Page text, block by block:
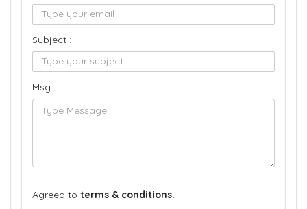
Subject :
Msg :
Agreed to terms & conditions.